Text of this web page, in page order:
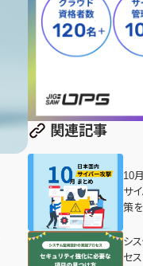
関連記事
10
サ
策
シ
セ